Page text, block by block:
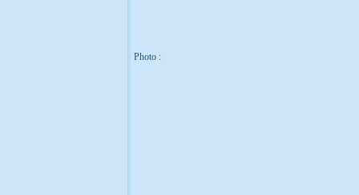
Photo :